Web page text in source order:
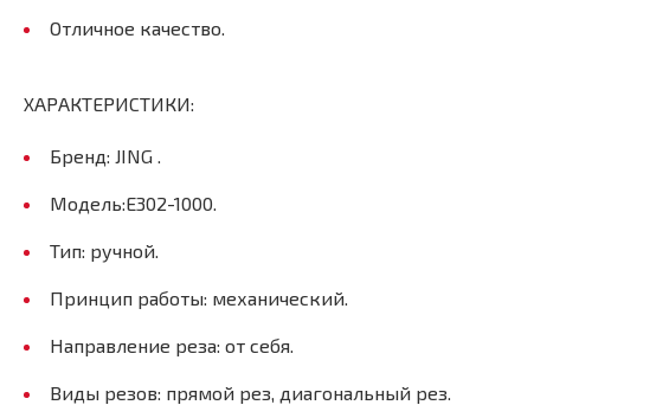
Отличное качество.
ХАРАКТЕРИСТИКИ:
Бренд: JING .
Модель:E302-1000.
Тип: ручной.
Принцип работы: механический.
Направление реза: от себя.
Виды резов: прямой рез, диагональный рез.